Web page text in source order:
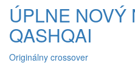
ÚPLNE NOVÝ
QASHQAI
Originálny crossover